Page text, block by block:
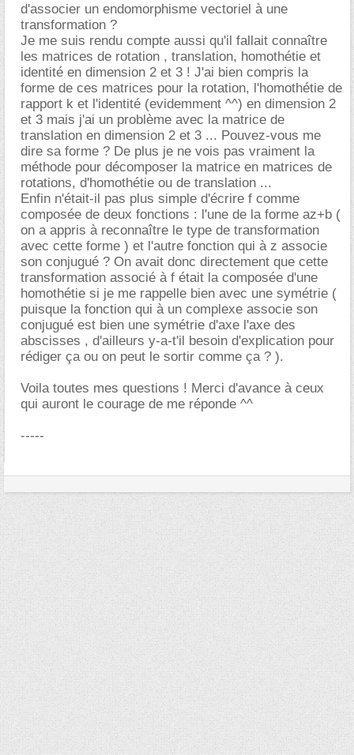
d'associer un endomorphisme vectoriel à une
transformation ?
Je me suis rendu compte aussi qu'il fallait connaître
les matrices de rotation , translation, homothétie et
identité en dimension 2 et 3 ! J'ai bien compris la
forme de ces matrices pour la rotation, l'homothétie de
rapport k et l'identité (evidemment ^^) en dimension 2
et 3 mais j'ai un problème avec la matrice de
translation en dimension 2 et 3 ... Pouvez-vous me
dire sa forme ? De plus je ne vois pas vraiment la
méthode pour décomposer la matrice en matrices de
rotations, d'homothétie ou de translation ...
Enfin n'était-il pas plus simple d'écrire f comme
composée de deux fonctions : l'une de la forme az+b (
on a appris à reconnaître le type de transformation
avec cette forme ) et l'autre fonction qui à z associe
son conjugué ? On avait donc directement que cette
transformation associé à f était la composée d'une
homothétie si je me rappelle bien avec une symétrie (
puisque la fonction qui à un complexe associe son
conjugué est bien une symétrie d'axe l'axe des
abscisses , d'ailleurs y-a-t'il besoin d'explication pour
rédiger ça ou on peut le sortir comme ça ? ).
Voila toutes mes questions ! Merci d'avance à ceux
qui auront le courage de me réponde ^^
-----